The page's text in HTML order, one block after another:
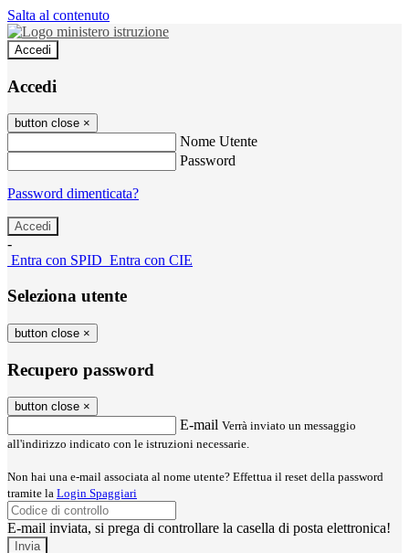
Salta al contenuto
Accedi
Accedi
button close ×
Nome Utente
Password
Password dimenticata?
-
Entra con SPID Entra con CIE
Seleziona utente
button close ×
Recupero password
button close ×
E-mail Verrà inviato un messaggio
all'indirizzo indicato con le istruzioni necessarie.
Non hai una e-mail associata al nome utente? Effettua il reset della password
tramite la Login Spaggiari
E-mail inviata, si prega di controllare la casella di posta elettronica!